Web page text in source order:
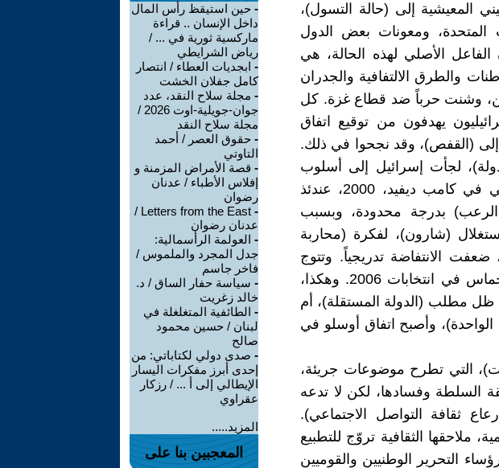
المعيشية إلى (حالة التسول)،
المتحدة، ومعونات بعض الدول
الأصلي لهذه الحالة، هي
والطرق الالتفافية والجدران
من بقية فلسطين، وشنت حرباً ضد قطاع غزة. كل
يهدفون من توقيع اتفاق
إلى (القفص)، وقد نجحوا في ذلك.
لجأت إسرائيل إلى أسلوب
المفاوضات العبثية. وكانت ذروة الفشل الأمريكي في كامب ديفيد، 2000، عندئذ
الرعب) بدرجة محدودة، وبسبب
(شارون)، لفكرة (محاربة
الأمريكية بعد حادثة 11 سبتمبر 2001، ضعفت الانتفاضة تدريجياً. وتتوج
الضعف بالصراع على السلطة، بعد فوز حركة حماس في انتخابات 2006. وهكذا،
ظل مطلب (الدولة المستقلة)، أم
وأصبح اتفاق أوسلو في
التي تطرح موضوعات جريئة،
السلطة وفسادها، لكن لا تدعه
ثقافة التواصل الاجتماعي).
الثقافية تروّج للتطبيع
التحرير الوطنيين والقوميين
- حين استيقظ رأس المال
داخل الإنسان .. قراءة
ماركسية ثورية في ... /
رياض الشرايطي
- ابجديات العطاء / انتصار
كامل جفلان الخشت
- مجلة سلاح النقد، عدد
جوان-جويلية-اوت 2026 /
مجلة سلاح النقد
- حقوق العصر / أحمد
التاوتي
- قصة الأمراض المزمنة و
إفلاس الأطباء / عدنان
رضوان
-
Letters from the East /
عدنان رضوان
- العولمة الرأسمالية:
جدل المجرد والملموس /
فاخر جاسم
- سياسة حفار الساق / د.
خالد زغريت
- الطائفية المتغلغلة في
لبنان / حسين محمود
صالح
- صدى دولي لكتاباتي: من
إحدى أبرز مفكرات اليسار
الإيطالي إلى أ ... / رزكار
عقراوي
المزيد.....
المعجبين بنا على